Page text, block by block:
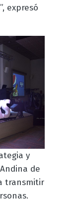
expresó
y
de
transmitir